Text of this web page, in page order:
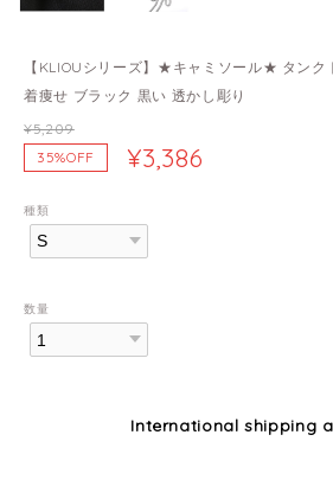
【KLIOUシリーズ】★キャミソール★ タンク
着痩せ ブラック 黒い 透かし彫り
¥5,209
35%OFF
¥3,386
種類
数量
International shipping